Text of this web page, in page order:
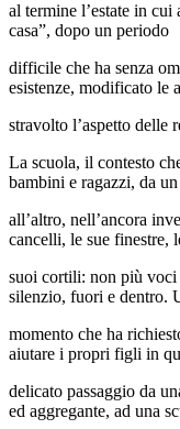
al termine l’estate in
casa”, dopo un periodo
difficile che ha senza
esistenze, modificato le
stravolto l’aspetto delle
La scuola, il contesto
bambini e ragazzi, da
all’altro, nell’ancora
cancelli, le sue finestre,
suoi cortili: non più voci
silenzio, fuori e dentro.
momento che ha
aiutare i propri figli in
delicato passaggio da
ed aggregante, ad una